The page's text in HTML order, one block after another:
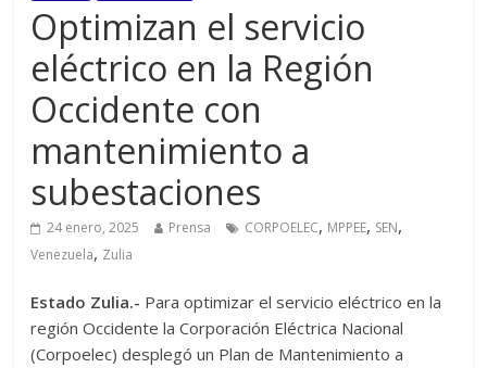
Optimizan el servicio
eléctrico en la Región
Occidente con
mantenimiento a
subestaciones
24 enero, 2025 Prensa CORPOELEC, MPPEE, SEN,
Venezuela, Zulia
Estado Zulia.- Para optimizar el servicio eléctrico en la
región Occidente la Corporación Eléctrica Nacional
(Corpoelec) desplegó un Plan de Mantenimiento a